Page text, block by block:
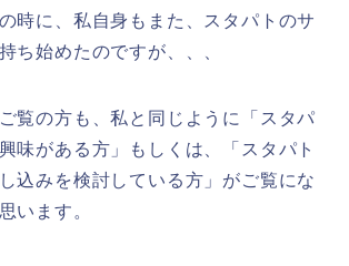
時に、私自身もまた、スタパトのサ
ち始めたのですが、、、
覧の方も、私と同じように「スタパ
味がある方」もしくは、「スタパト
込みを検討している方」がご覧にな
います。